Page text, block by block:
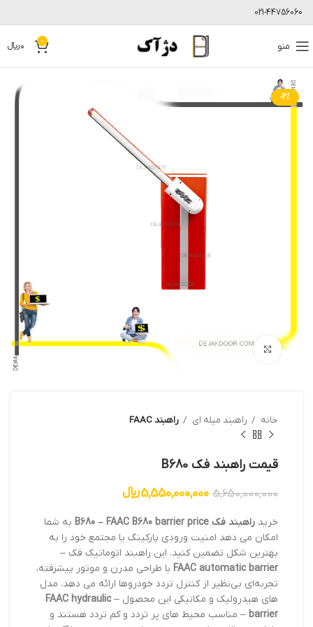
021-44756060
منو 0
0﷼
-2%
بزرگنمایی تصویر
خانه راهبند میله ای راهبند FAAC
قیمت راهبند فک B680
5,650,000,000
5,550,000,000﷼
خرید راهبند فک B680 – FAAC B680 barrier price
به شما
امکان می دهد امنیت ورودی پارکینگ یا مجتمع خود را به
بهترین شکل تضمین کنید. این راهبند اتوماتیک فک –
FAAC automatic barrier با طراحی مدرن و موتور پیشرفته،
تجربه‌ای بی‌نظیر از کنترل تردد خودروها ارائه می دهد. مدل
های هیدرولیک و مکانیکی این محصول –FAAC hydraulic
barrier – مناسب محیط های پر تردد و کم تردد هستند و